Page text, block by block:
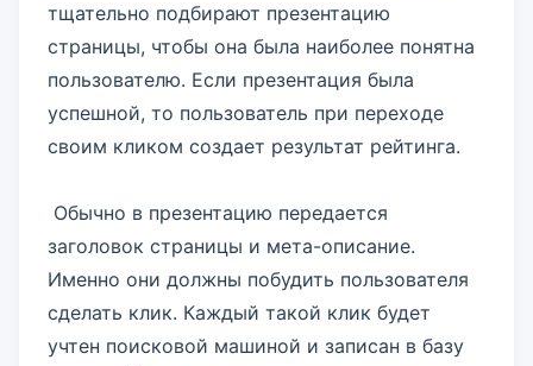
тщательно подбирают презентацию
страницы, чтобы она была наиболее понятна
пользователю. Если презентация была
успешной, то пользователь при переходе
своим кликом создает результат рейтинга.
Обычно в презентацию передается
заголовок страницы и мета-описание.
Именно они должны побудить пользователя
сделать клик. Каждый такой клик будет
учтен поисковой машиной и записан в базу